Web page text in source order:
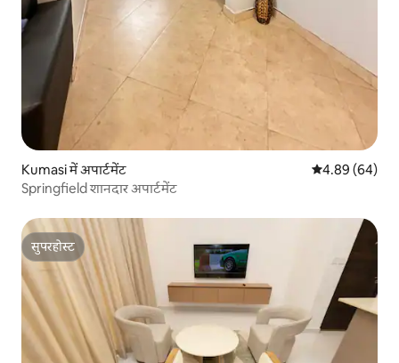
Kumasi में अपार्टमेंट औसत रेटिंग 5 में
4.89 (64)
Springfield शानदार अपार्टमेंट
सुपरहोस्ट
सुपरहोस्ट